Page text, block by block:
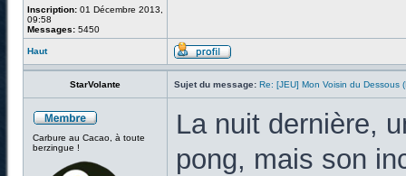
Inscription: 01 Décembre 2013,
09:58
Messages: 5450
Haut
StarVolante Sujet du message: Re: [JEU] Mon Voisin du Dessous
Carbure au Cacao, à toute
berzingue !
La nuit dernière,
pong, mais son